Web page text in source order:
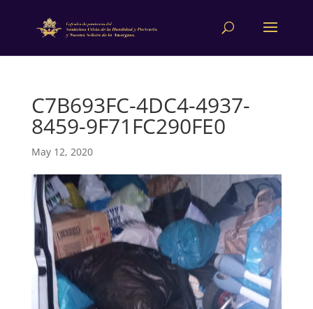
C7B693FC-4DC4-4937-
8459-9F71FC290FE0
May 12, 2020